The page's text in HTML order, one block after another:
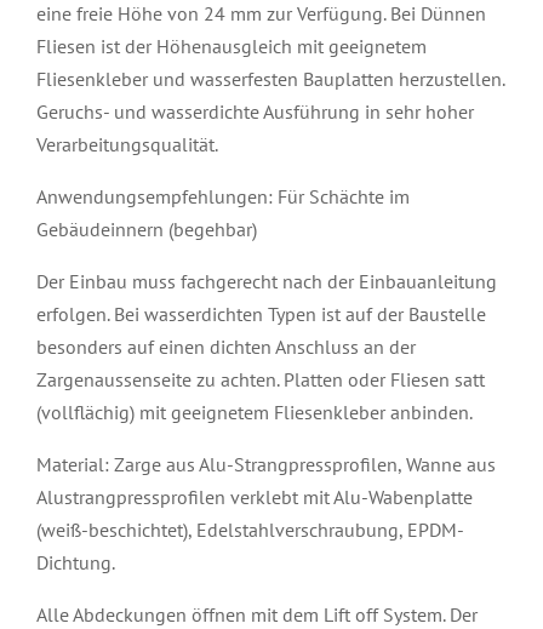
eine freie Höhe von 24 mm zur Verfügung. Bei Dünnen
Fliesen ist der Höhenausgleich mit geeignetem
Fliesenkleber und wasserfesten Bauplatten herzustellen.
Geruchs- und wasserdichte Ausführung in sehr hoher
Verarbeitungsqualität.
Anwendungsempfehlungen: Für Schächte im
Gebäudeinnern (begehbar)
Der Einbau muss fachgerecht nach der Einbauanleitung
erfolgen. Bei wasserdichten Typen ist auf der Baustelle
besonders auf einen dichten Anschluss an der
Zargenaussenseite zu achten. Platten oder Fliesen satt
(vollflächig) mit geeignetem Fliesenkleber anbinden.
Material: Zarge aus Alu-Strangpressprofilen, Wanne aus
Alustrangpressprofilen verklebt mit Alu-Wabenplatte
(weiß-beschichtet), Edelstahlverschraubung, EPDM-
Dichtung.
Alle Abdeckungen öffnen mit dem Lift off System. Der